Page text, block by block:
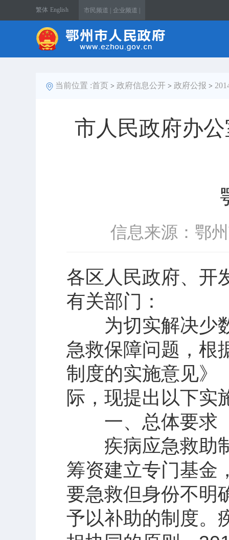
繁体 English 市民频道 | 企业频道 |
当前位置 :首页 > 政府信息公开 > 政府公报 >
市人民政府办
信息来源：鄂
各区人民政府、开
有关部门：
为切实解决少数
急救保障问题，根
制度的实施意见》
际，现提出以下实
一、总体要求
疾病应急救助制
筹资建立专门基金
要急救但身份不明
予以补助的制度。